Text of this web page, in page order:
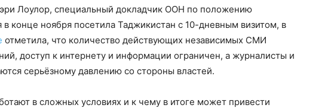
Лоулор, специальный докладчик ООН по положению
в конце ноября посетила Таджикистан с 10-дневным визитом, в
отметила, что количество действующих независимых СМИ
доступ к интернету и информации ограничен, а журналисты и
серьёзному давлению со стороны властей.
в сложных условиях и к чему в итоге может привести